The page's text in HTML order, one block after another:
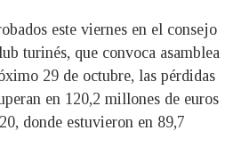
este viernes en el consejo
turinés, que convoca asamblea
29 de octubre, las pérdidas
en 120,2 millones de euros
donde estuvieron en 89,7